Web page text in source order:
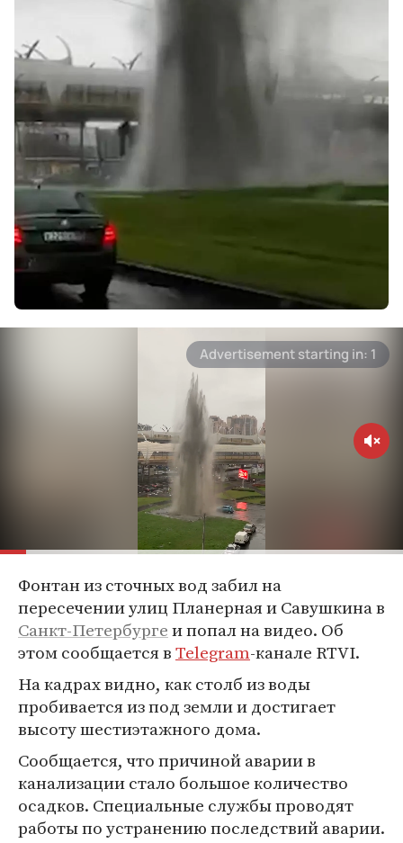
Фонтан из сточных вод забил на
пересечении улиц Планерная и Савушкина в
Санкт-Петербургеи попал на видео. Об
этом сообщается вTelegram-канале RTVI.
На кадрах видно, как столб из воды
пробивается из под земли и достигает
высоту шестиэтажного дома.
Сообщается, что причиной аварии в
канализации стало большое количество
осадков. Специальные службы проводят
работы по устранению последствий аварии.